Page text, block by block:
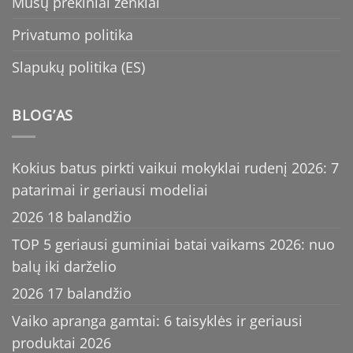
Privatumo politika
Slapukų politika (ES)
BLOG’AS
Kokius batus pirkti vaikui mokyklai rudenį 2026: 7
patarimai ir geriausi modeliai
2026 18 balandžio
TOP 5 geriausi guminiai batai vaikams 2026: nuo
balų iki darželio
2026 17 balandžio
Vaiko apranga gamtai: 6 taisyklės ir geriausi
produktai 2026